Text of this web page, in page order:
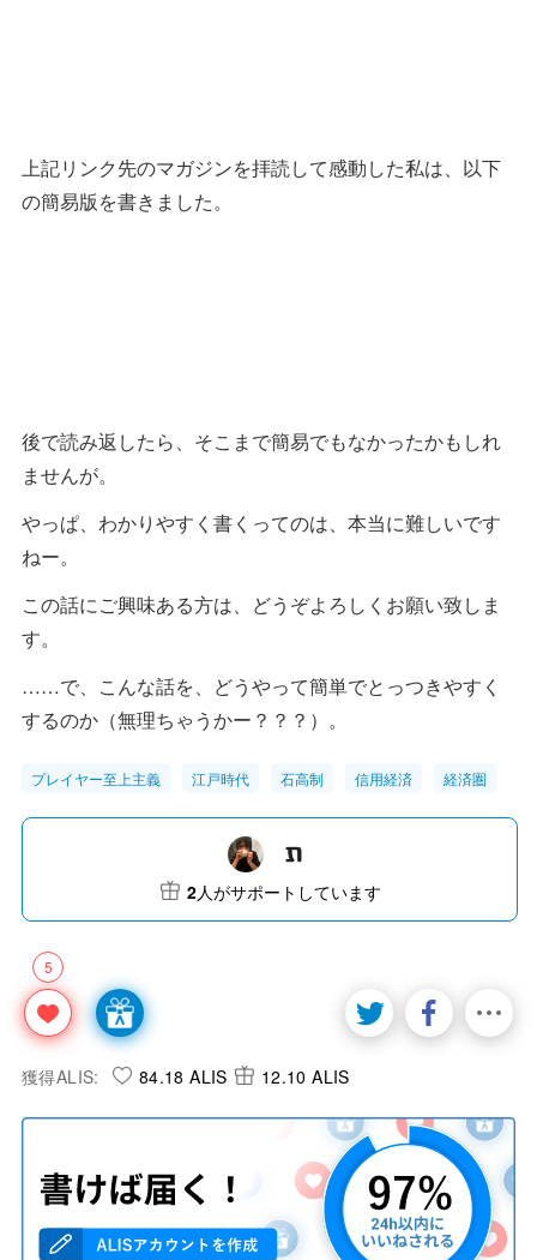
上記リンク先のマガジンを拝読して感動した私は、以下
の簡易版を書きました。
後で読み返したら、そこまで簡易でもなかったかもしれ
ませんが。
やっぱ、わかりやすく書くってのは、本当に難しいです
ねー。
この話にご興味ある方は、どうぞよろしくお願い致しま
す。
……で、こんな話を、どうやって簡単でとっつきやすく
するのか（無理ちゃうかー？？？）。
プレイヤー至上主義 江戸時代 石高制 信用経済 経済圏
5
2人がサポートしています
獲得ALIS: 84.18 ALIS 12.10 ALIS